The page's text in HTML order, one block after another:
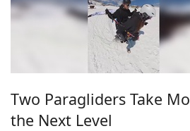
Two Paragliders Take
the Next Level